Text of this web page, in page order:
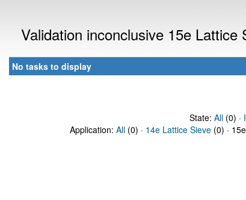
Validation inconclusive 15e
No tasks to display
State: All(0) ·
Application: All (0) · 14e Lattice Sieve (0) ·